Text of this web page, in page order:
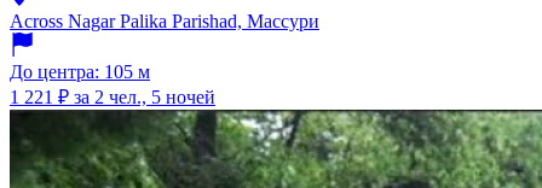
Across Nagar Palika Parishad, Массури
До центра: 105 м
1 221 ₽ за 2 чел., 5 ночей